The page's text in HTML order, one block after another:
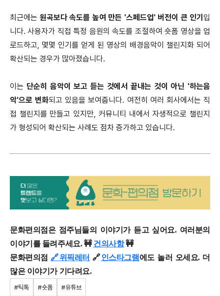
최근에는 원곡보다 속도를 높여 만든 '스페드업' 버전이 큰 인기 입
니다. 사용자가 직접 특정 음원의 속도를 조절하여 숏폼 영상을 업
로드하고, 몇몇 인기를 얻게 된 영상의 배경음악이 챌린지화 되어
확산되는 경우가 많아졌습니다.
이는 단순히 음악이 보고 듣는 것에서 끝내는 것이 아닌 '하는음
악'으로 변화되고 있음을 보여줍니다. 여전히 여러 회사에서는 직
접 챌린지를 만들고 있지만, 커뮤니티 내에서 자생적으로 챌린지
가 형성되어 확산되는 사례도 점차 증가하고 있습니다.
문화편의점은 점주님들의 이야기가 듣고 싶어요. 여러분의
이야기를 들려주세요. 🚧건의사항🚧
문화편의점 🔗위픽레터 🔗인스타그램에도 놀러 오세요. 더
많은 이야기가 기다려요.
#틱톡 #숏폼 #유튜브